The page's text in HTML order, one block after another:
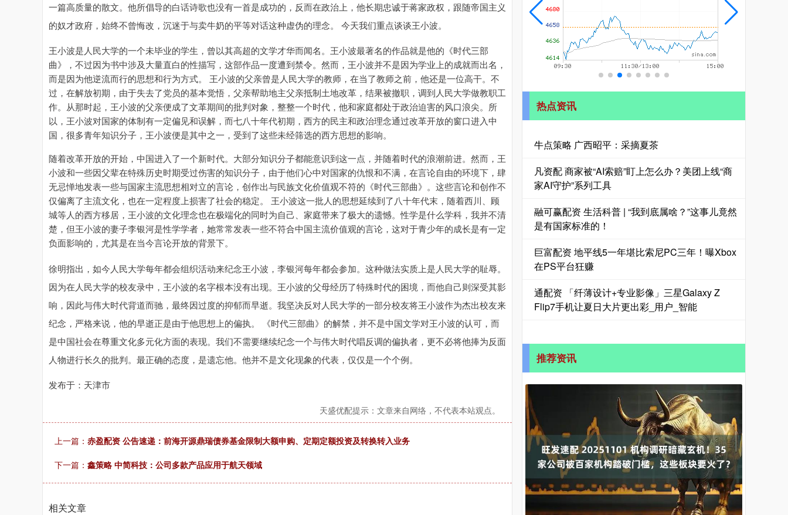
一篇高质量的散文。他所倡导的白话诗歌也没有一首是成功的，反而在政治上，他长期忠诚于蒋家政权，跟随帝国主义
的奴才政府，始终不曾悔改，沉迷于与卖牛奶的平等对话这种虚伪的理念。 今天我们重点谈谈王小波。
王小波是人民大学的一个未毕业的学生，曾以其高超的文学才华而闻名。王小波最著名的作品就是他的《时代三部
曲》，不过因为书中涉及大量直白的性描写，这部作品一度遭到禁令。然而，王小波并不是因为学业上的成就而出名，
而是因为他逆流而行的思想和行为方式。 王小波的父亲曾是人民大学的教师，在当了教师之前，他还是一位高干。不
过，在解放初期，由于失去了党员的基本觉悟，父亲帮助地主父亲抵制土地改革，结果被撤职，调到人民大学做教职工
作。从那时起，王小波的父亲便成了文革期间的批判对象，整整一个时代，他和家庭都处于政治迫害的风口浪尖。所
以，王小波对国家的体制有一定偏见和误解，而七八十年代初期，西方的民主和政治理念通过改革开放的窗口进入中
国，很多青年知识分子，王小波便是其中之一，受到了这些未经筛选的西方思想的影响。
随着改革开放的开始，中国进入了一个新时代。大部分知识分子都能意识到这一点，并随着时代的浪潮前进。然而，王
小波和一些因父辈在特殊历史时期受过伤害的知识分子，由于他们心中对国家的仇恨和不满，在言论自由的环境下，肆
无忌惮地发表一些与国家主流思想相对立的言论，创作出与民族文化价值观不符的《时代三部曲》。这些言论和创作不
仅偏离了主流文化，也在一定程度上损害了社会的稳定。 王小波这一批人的思想延续到了八十年代末，随着西川、顾
城等人的西方移居，王小波的文化理念也在极端化的同时为自己、家庭带来了极大的遗憾。性学是什么学科，我并不清
楚，但王小波的妻子李银河是性学学者，她常常发表一些不符合中国主流价值观的言论，这对于青少年的成长是有一定
负面影响的，尤其是在当今言论开放的背景下。
徐明指出，如今人民大学每年都会组织活动来纪念王小波，李银河每年都会参加。这种做法实质上是人民大学的耻辱。
因为在人民大学的校友录中，王小波的名字根本没有出现。王小波的父母经历了特殊时代的困境，而他自己则深受其影
响，因此与伟大时代背道而驰，最终因过度的抑郁而早逝。我坚决反对人民大学的一部分校友将王小波作为杰出校友来
纪念，严格来说，他的早逝正是由于他思想上的偏执。 《时代三部曲》的解禁，并不是中国文学对王小波的认可，而
是中国社会在尊重文化多元化方面的表现。我们不需要继续纪念一个与伟大时代唱反调的偏执者，更不必将他捧为反面
人物进行长久的批判。最正确的态度，是遗忘他。他并不是文化现象的代表，仅仅是一个个例。
发布于：天津市
天盛优配提示：文章来自网络，不代表本站观点。
上一篇： 赤盈配资 公告速递：前海开源鼎瑞债券基金限制大额申购、定期定额投资及转换转入业务
下一篇： 鑫策略 中简科技：公司多款产品应用于航天领域
相关文章
热点资讯
牛点策略 广西昭平：采摘夏茶
凡资配 商家被“AI索赔”盯上怎么办？美团上线“商
家AI守护”系列工具
融可赢配资 生活科普 | “我到底属啥？”这事儿竟然
是有国家标准的！
巨富配资 地平线5一年堪比索尼PC三年！曝Xbox
在PS平台狂赚
通配资 「纤薄设计+专业影像」三星Galaxy Z
Flip7手机让夏日大片更出彩_用户_智能
推荐资讯